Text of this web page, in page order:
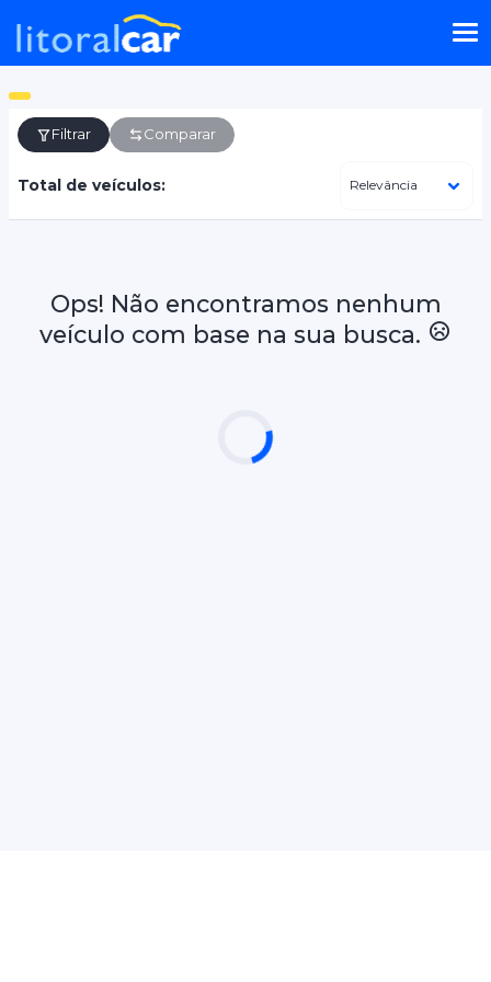
Filtrar Comparar
Total de veículos:
Ops! Não encontramos nenhum
veículo com base na sua busca.